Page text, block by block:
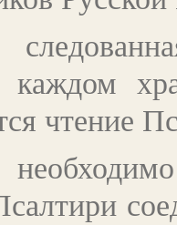
каждом
чтение